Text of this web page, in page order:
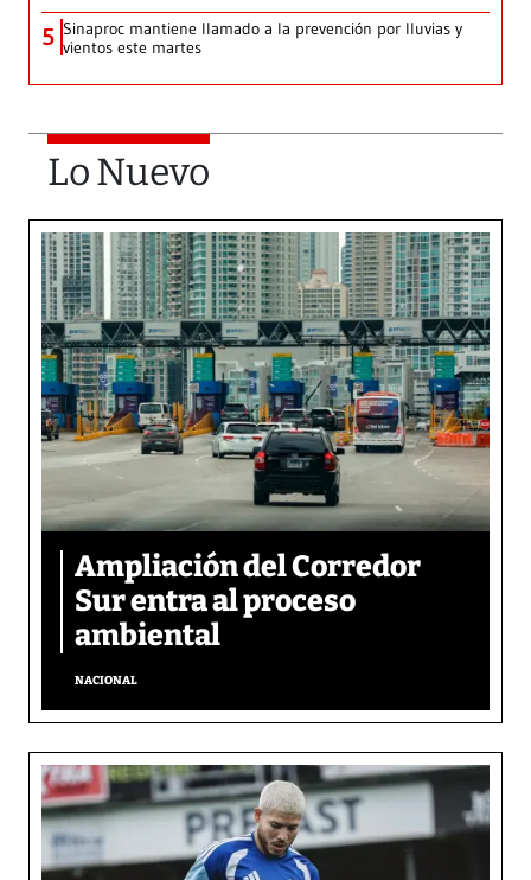
5 Sinaproc mantiene llamado a la prevención por lluvias y
vientos este martes
Lo Nuevo
Ampliación del Corredor
Sur entra al proceso
ambiental
NACIONAL